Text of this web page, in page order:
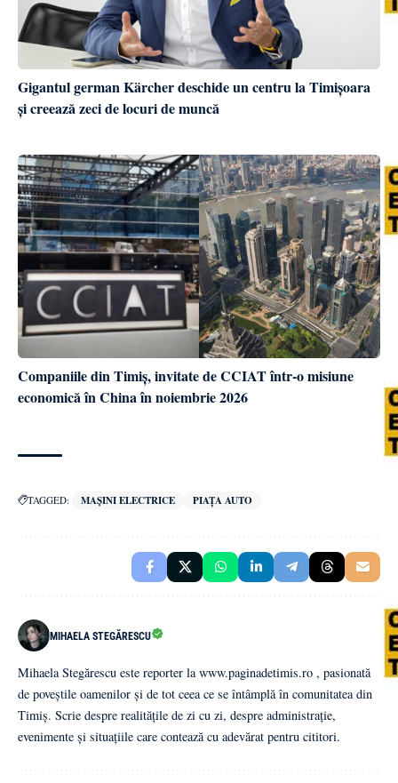
Gigantul german Kärcher deschide un centru la Timișoara
și creează zeci de locuri de muncă
Companiile din Timiș, invitate de CCIAT într-o misiune
economică în China în noiembrie 2026
TAGGED: MAȘINI ELECTRICE PIAȚA AUTO
MIHAELA STEGĂRESCU
Mihaela Stegărescu este reporter la www.paginadetimis.ro , pasionată
de poveștile oamenilor și de tot ceea ce se întâmplă în comunitatea din
Timiș. Scrie despre realitățile de zi cu zi, despre administrație,
evenimente și situațiile care contează cu adevărat pentru cititori.